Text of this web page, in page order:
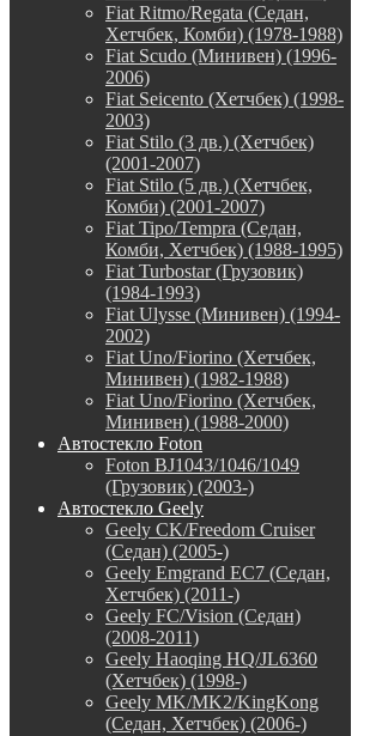
Fiat Ritmo/Regata (Седан,
Хетчбек, Комби) (1978-1988)
Fiat Scudo (Минивен) (1996-
2006)
Fiat Seicento (Хетчбек) (1998-
2003)
Fiat Stilo (3 дв.) (Хетчбек)
(2001-2007)
Fiat Stilo (5 дв.) (Хетчбек,
Комби) (2001-2007)
Fiat Tipo/Tempra (Седан,
Комби, Хетчбек) (1988-1995)
Fiat Turbostar (Грузовик)
(1984-1993)
Fiat Ulysse (Минивен) (1994-
2002)
Fiat Uno/Fiorino (Хетчбек,
Минивен) (1982-1988)
Fiat Uno/Fiorino (Хетчбек,
Минивен) (1988-2000)
Автостекло Foton
Foton BJ1043/1046/1049
(Грузовик) (2003-)
Автостекло Geely
Geely CK/Freedom Cruiser
(Седан) (2005-)
Geely Emgrand EC7 (Седан,
Хетчбек) (2011-)
Geely FC/Vision (Седан)
(2008-2011)
Geely Haoqing HQ/JL6360
(Хетчбек) (1998-)
Geely MK/MK2/KingKong
(Седан, Хетчбек) (2006-)